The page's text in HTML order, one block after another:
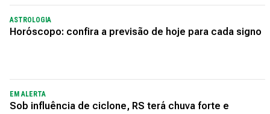
ASTROLOGIA
Horóscopo: confira a previsão de hoje para cada signo
EM ALERTA
Sob influência de ciclone, RS terá chuva forte e